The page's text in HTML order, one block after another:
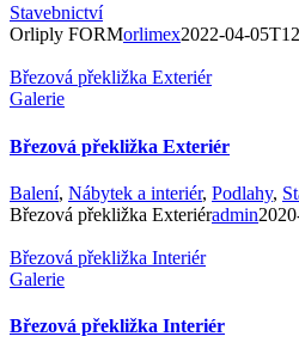
Stavebnictví
Orliply FORMorlimex2022-04-
Březová překližka Exteriér
Galerie
Březová překližka Exteriér
Balení, Nábytek a interiér, Podlahy,
Březová překližka Exteriéradmin
Březová překližka Interiér
Galerie
Březová překližka Interiér